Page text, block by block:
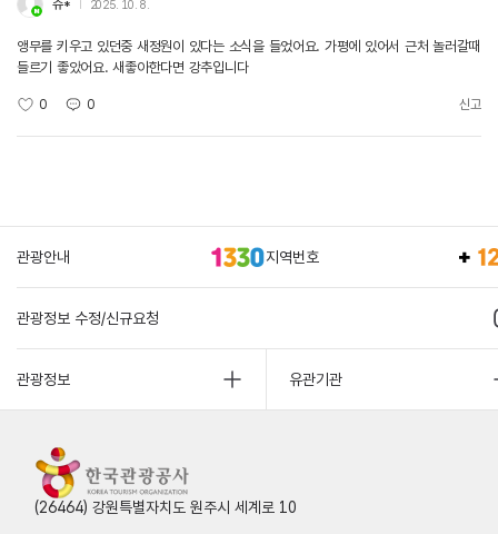
슈* 2025. 10. 8.
앵무를 키우고 있던중 새정원이 있다는 소식을 들었어요. 가평에 있어서 근처 놀러갈때
들르기 좋았어요. 새좋아한다면 강추입니다
0 0 신고
관광안내 지역번호
관광정보 수정/신규요청
관광정보 유관기관
(26464) 강원특별자치도 원주시 세계로 10